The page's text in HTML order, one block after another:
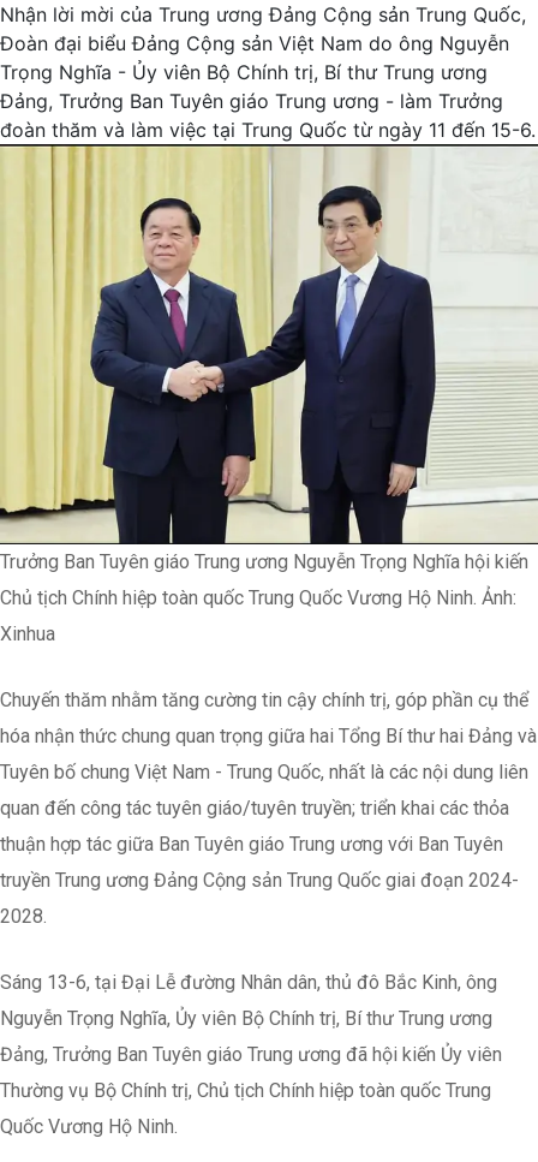
Nhận lời mời của Trung ương Đảng Cộng sản Trung Quốc,
Đoàn đại biểu Đảng Cộng sản Việt Nam do ông Nguyễn
Trọng Nghĩa - Ủy viên Bộ Chính trị, Bí thư Trung ương
Đảng, Trưởng Ban Tuyên giáo Trung ương - làm Trưởng
đoàn thăm và làm việc tại Trung Quốc từ ngày 11 đến 15-6.
Trưởng Ban Tuyên giáo Trung ương Nguyễn Trọng Nghĩa hội kiến
Chủ tịch Chính hiệp toàn quốc Trung Quốc Vương Hộ Ninh. Ảnh:
Xinhua
Chuyến thăm nhằm tăng cường tin cậy chính trị, góp phần cụ thể
hóa nhận thức chung quan trọng giữa hai Tổng Bí thư hai Đảng và
Tuyên bố chung Việt Nam - Trung Quốc, nhất là các nội dung liên
quan đến công tác tuyên giáo/tuyên truyền; triển khai các thỏa
thuận hợp tác giữa Ban Tuyên giáo Trung ương với Ban Tuyên
truyền Trung ương Đảng Cộng sản Trung Quốc giai đoạn 2024-
2028.
Sáng 13-6, tại Đại Lễ đường Nhân dân, thủ đô Bắc Kinh, ông
Nguyễn Trọng Nghĩa, Ủy viên Bộ Chính trị, Bí thư Trung ương
Đảng, Trưởng Ban Tuyên giáo Trung ương đã hội kiến Ủy viên
Thường vụ Bộ Chính trị, Chủ tịch Chính hiệp toàn quốc Trung
Quốc Vương Hộ Ninh.